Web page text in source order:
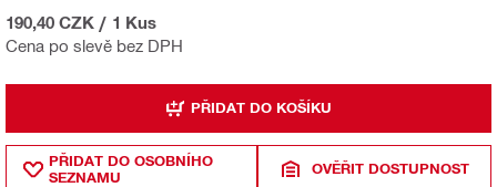
Cena po slevě bez DPH
190,40 CZK / 1 Kus
PŘIDAT DO KOŠÍKU
PŘIDAT DO OSOBNÍHO
SEZNAMU
OVĚŘIT DOSTUPNOST